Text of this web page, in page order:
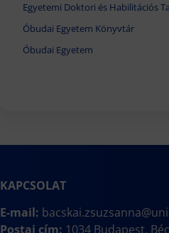
Egyetemi Doktori és Habilitációs
Óbudai Egyetem Könyvtár
Óbudai Egyetem
KAPCSOLAT
E-mail:
Postai cím: 1034 Budapest,